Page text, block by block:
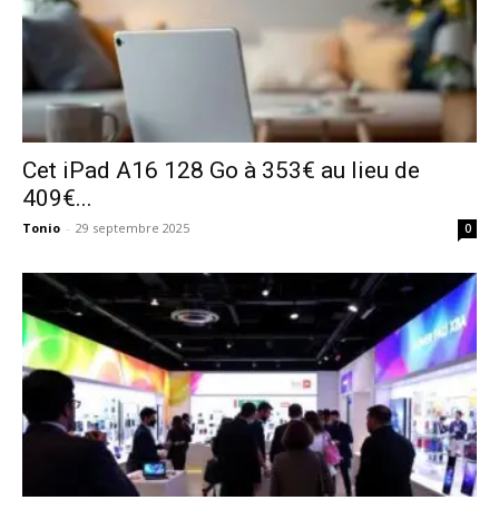
Cet iPad A16 128 Go à 353€ au lieu de
409€...
Tonio - 29 septembre 2025 0